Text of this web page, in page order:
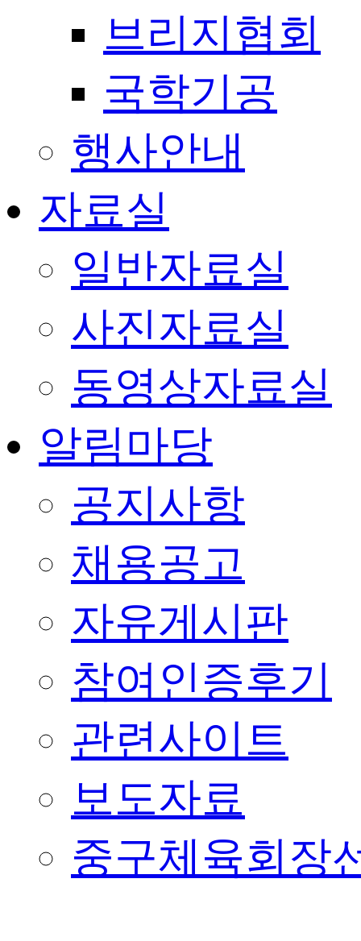
브리지협회
국학기공
행사안내
자료실
일반자료실
사진자료실
동영상자료실
알림마당
공지사항
채용공고
자유게시판
참여인증후기
관련사이트
보도자료
중구체육회장